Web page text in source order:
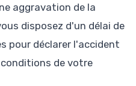
aggravation de la
disposez d'un délai de
pour déclarer l'accident
de votre